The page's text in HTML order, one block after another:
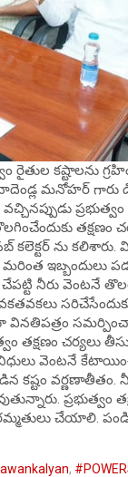
కష్టాలను
మనోహర్ గారు
వచ్చినప్పుడు
తక్షణం
కలెక్టర్ ను
ఇబ్బందులు
చేపట్టి నీరు వెంటనే
సరిచేసేందుకు
తక్షణం చర్యలు
వెంటనే కేటాయించి
కష్టం వర్ణణాతీతం.
చేయాలి.
,